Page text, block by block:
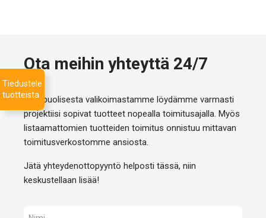
Ota meihin yhteyttä 24/7
Monipuolisesta valikoimastamme löydämme varmasti
projektiisi sopivat tuotteet nopealla toimitusajalla. Myös
listaamattomien tuotteiden toimitus onnistuu mittavan
toimitusverkostomme ansiosta.
Jätä yhteydenottopyyntö helposti tässä, niin
keskustellaan lisää!
Tiedustele
tuotteista